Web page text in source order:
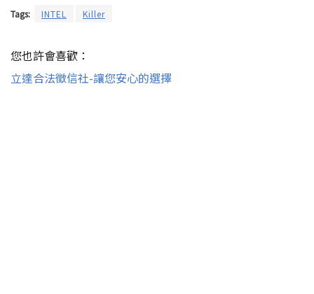
Tags: INTEL Killer
您也許會喜歡：
立達合法徵信社-讓您安心的選擇